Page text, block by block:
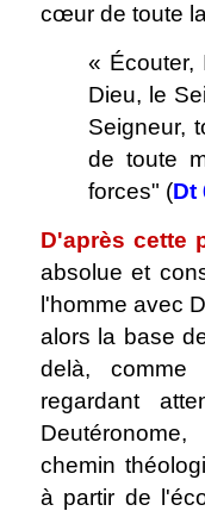
cœur de toute
« Écouter,
Dieu, le
Seigneur,
de toute
forces" (Dt
D'après cette
absolue et
l'homme avec
alors la base
delà,
regardant
chemin
à partir de